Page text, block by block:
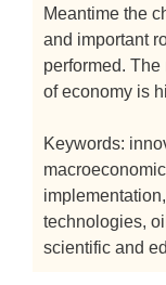
Meantime the
and important
performed.
of economy is
Keywords:
technologies,
scientific and